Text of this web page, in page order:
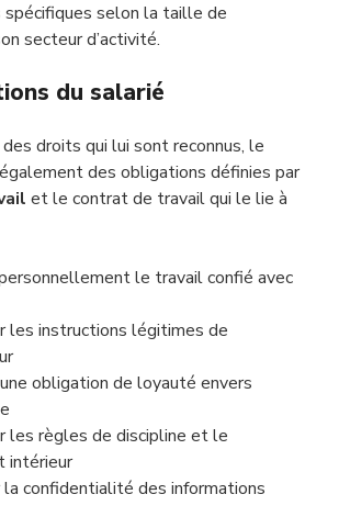
selon la taille de
secteur d’activité.
du salarié
droits qui lui sont reconnus, le
des obligations définies par
et le contrat de travail qui le lie à
le travail confié avec
les instructions légitimes de
obligation de loyauté envers
les règles de discipline et le
intérieur
la confidentialité des informations